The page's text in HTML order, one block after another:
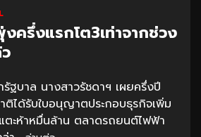
ครึ่งแรกโต3เท่าจากช่วง
ฐบาล นางสาวรัชดาฯ เผยครึ่งปี
ได้รับใบอนุญาตประกอบธุรกิจเพิ่ม
ะห้าหมื่นล้าน ตลาดรถยนต์ไฟฟ้า